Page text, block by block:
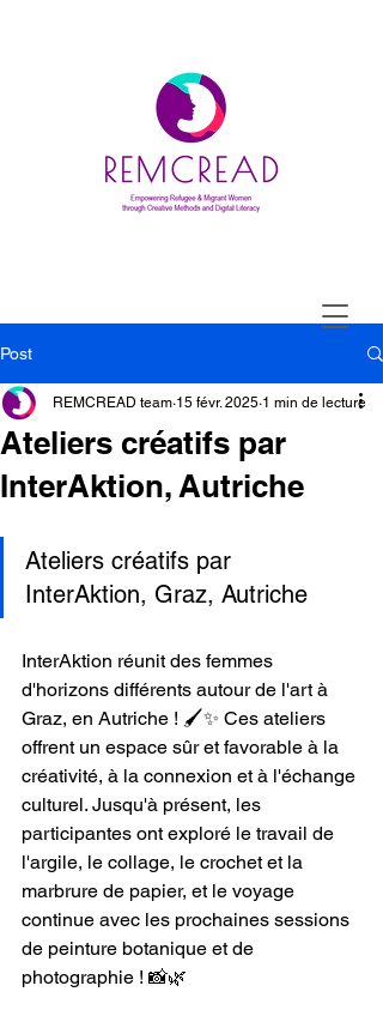
Post
Ateliers créatifs par
InterAktion, Autriche
REMCREAD team 15 févr. 2025 1 min de lecture
Ateliers créatifs par
InterAktion, Graz, Autriche
InterAktion réunit des femmes
d'horizons différents autour de l'art à
Graz, en Autriche ! 🖌️✨ Ces ateliers
offrent un espace sûr et favorable à la
créativité, à la connexion et à l'échange
culturel. Jusqu'à présent, les
participantes ont exploré le travail de
l'argile, le collage, le crochet et la
marbrure de papier, et le voyage
continue avec les prochaines sessions
de peinture botanique et de
photographie ! 📸🌿